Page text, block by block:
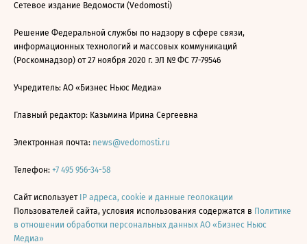
Сетевое издание Ведомости (Vedomosti)
Решение Федеральной службы по надзору в сфере связи,
информационных технологий и массовых коммуникаций
(Роскомнадзор) от 27 ноября 2020 г. ЭЛ № ФС 77-79546
Учредитель: АО «Бизнес Ньюс Медиа»
Главный редактор: Казьмина Ирина Сергеевна
Электронная почта: news@vedomosti.ru
Телефон: +7 495 956-34-58
Сайт использует IP адреса, cookie и данные геолокации
Пользователей сайта, условия использования содержатся в Политике
в отношении обработки персональных данных АО «Бизнес Ньюс
Медиа»